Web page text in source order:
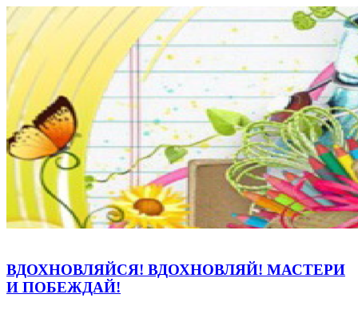
ВДОХНОВЛЯЙСЯ! ВДОХНОВЛЯЙ! МАСТЕРИ
И ПОБЕЖДАЙ!